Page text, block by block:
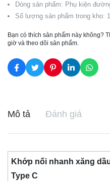
Dòng sản phẩm: Phụ kiện
Số lượng sản phẩm trong kho:
Bạn có thích sản phẩm này không?
giờ và theo dõi sản phẩm.
Mô tả Đánh giá
Khớp nối nhanh xăng
Type C